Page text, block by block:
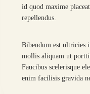
id quod maxime
repellendus.
Bibendum est ultricies
mollis aliquam ut
Faucibus scelerisque
enim facilisis gravida